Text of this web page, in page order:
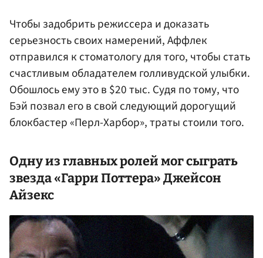
Чтобы задобрить режиссера и доказать
серьезность своих намерений, Аффлек
отправился к стоматологу для того, чтобы стать
счастливым обладателем голливудской улыбки.
Обошлось ему это в $20 тыс. Судя по тому, что
Бэй позвал его в свой следующий дорогущий
блокбастер «Перл-Харбор», траты стоили того.
Одну из главных ролей мог сыграть
звезда «Гарри Поттера»Джейсон
Айзекс